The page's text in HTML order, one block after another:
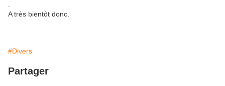
A très bientôt donc.
#Divers
Partager